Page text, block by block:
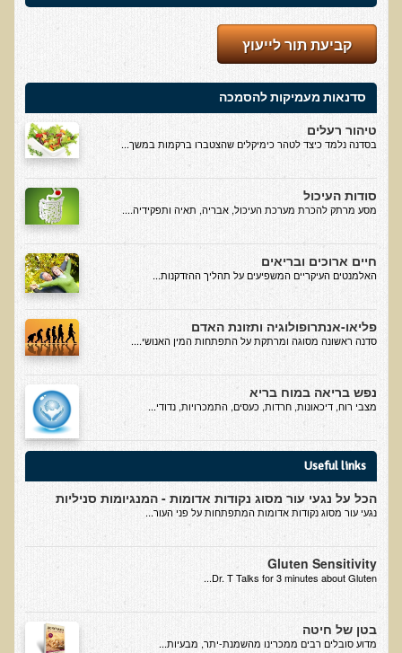
רכישת סדנת המזון: תרופה או מניעה
רכישת סדנת מתכות רעילות
שאלות ותשובות מסדנת מתכות רעילות
שאלות ותשובות מסדנת חילוף חומרים
רכישת סדנת האבחון הקליני והטיפול בבעיות של חילוף חומרים
מחלות כלי דם ולב
רכישת סדנת מחלות כלי דם ולב
הקרינה והשדות האלקטרומגנטיים
רכישת סדנת הקרינה והשדות האלקטרומגנטיים
רכישת סדנת בלוטת התריס ומערכת התריס
אוכלי כל, צמחונים או טבעונים
רכישת סדנת אוכלי כל, צמחונים או טבעונים
וידאו סדנת מערכת החיסון
כל האמת על שמנים ושומנים
רכישת סדנת כל האמת על שמנים ושומנים
רכישת סדנת מדיטציה
קביעת תור לייעוץ
סדנאות מעמיקות להסמכה
טיהור רעלים
בסדנה נלמד כיצד לטהר כימיקלים שהצטברו ברקמות במשך...
סודות העיכול
מסע מרתק להכרת מערכת העיכול, אבריה, תאיה ותפקידיה....
חיים ארוכים ובריאים
האלמנטים העיקריים המשפיעים על תהליך ההזדקנות...
פליאו-אנתרופולוגיה ותזונת האדם
סדנה ראשונה מסוגה ומרתקת על התפתחות המין האנושי....
נפש בריאה במוח בריא
מצבי רוח, דיכאונות, חרדות, כעסים, התמכרויות, נדודי...
Useful links
הכל על נגעי עור מסוג נקודות אדומות - המנגיומות סניליות
נגעי עור מסוג נקודות אדומות המתפתחות על פני העור...
Gluten Sensitivity
Dr. T Talks for 3 minutes about Gluten...
בטן של חיטה
​מדוע סובלים רבים ממכרינו מהשמנת-יתר, מבעיות...